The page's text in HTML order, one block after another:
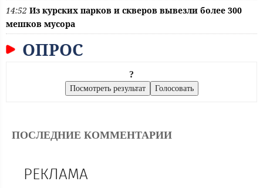
14:52 Из курских парков и скверов вывезли более 300
мешков мусора
ОПРОС
?
ПОСЛЕДНИЕ КОММЕНТАРИИ
РЕКЛАМА